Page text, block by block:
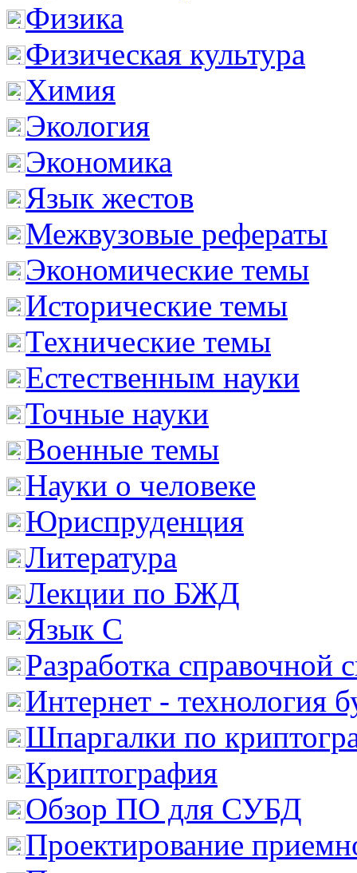
Физика
Физическая культура
Химия
Экология
Экономика
Язык жестов
Межвузовые рефераты
Экономические темы
Исторические темы
Технические темы
Естественным науки
Точные науки
Военные темы
Науки о человеке
Юриспруденция
Литература
Лекции по БЖД
Язык С
Разработка справочной
Интернет - технология
Шпаргалки по
Криптография
Обзор ПО для СУБД
Проектирование